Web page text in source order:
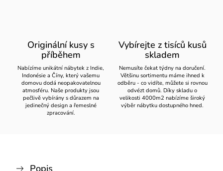
Originální kusy s
příběhem
Nabízíme unikátní nábytek z Indie,
Indonésie a Číny, který vašemu
domovu dodá neopakovatelnou
atmosféru. Naše produkty jsou
pečlivě vybírány s důrazem na
jedinečný design a řemeslné
zpracování.
Vybírejte z tisíců kusů
skladem
Nemusíte čekat týdny na doručení.
Většinu sortimentu máme ihned k
odběru - co vidíte, můžete si rovnou
odvézt domů. Díky skladu o
velikosti 4000m2 nabízíme široký
výběr nábytku dostupného hned.
Popis